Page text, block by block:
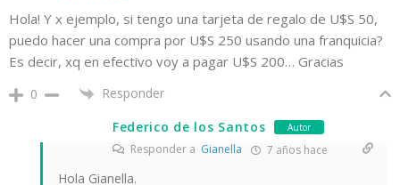
Hola! Y x ejemplo, si tengo una tarjeta de regalo de U$S 50,
puedo hacer una compra por U$S 250 usando una franquicia?
Es decir, xq en efectivo voy a pagar U$S 200… Gracias
0 Responder
Federico de los Santos Autor
Responder a Gianella 7 años hace
Hola Gianella.